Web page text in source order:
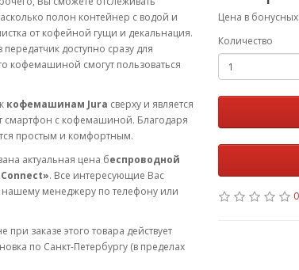
полон контейнер с водой и
от кофейной гущи и декальнация.
доступно сразу для
кофемашиной смогут пользоваться
кофемашинам Jura сверху и является
смартфон с кофемашиной. Благодаря
простым и комфортным.
актуальная цена беспроводной
. Все интересующие Вас
менеджеру по телефону или
заказе этого товара действует
по Санкт-Петербургу (в пределах
Цена в
Количество